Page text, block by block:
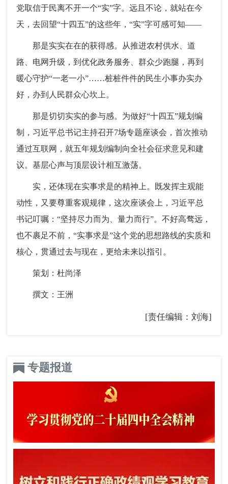
党取信于民离不开一个“实”字。远且不论，就站在今
天，去回望“十四五”的这些年，“实”字可感可知——
那是实实在在的获得感。从推进农村供水、道
路、电网升级，到优化政务服务、群众少跑腿，再到
暖心守护“一老一小”……桩桩件件的民生小事办实办
好，办到人民群众心坎上。
那是切切实实的参与感。为做好“十四五”规划编
制，习近平总书记主持召开7场专题座谈会，首次推动
通过互联网，就五年规划编制向全社会征求意见和建
议。基层心声与顶层设计相互激荡。
实，还体现在实事求是的精神上。既发挥主观能
动性，又要尊重客观规律，这次座谈会上，习近平总
书记叮嘱：“坚持尽力而为、量力而行”。不好高骛远，
也不裹足不前，“实事求是”这个党的思想路线的实质和
核心，贯通过去与现在，更给未来以指引。
策划：杜尚泽
撰文：王洲
[责任编辑：刘海]
专题报道